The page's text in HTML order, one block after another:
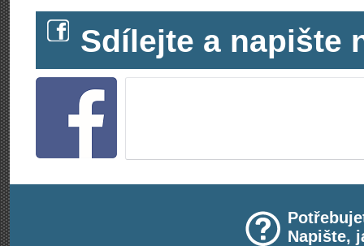
Sdílejte a napište
Napište,